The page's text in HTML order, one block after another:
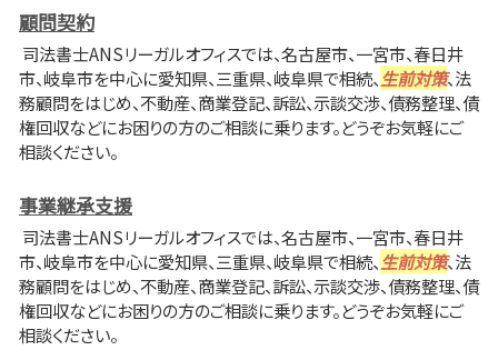
顧問契約
司法書士ANSリーガルオフィスでは、名古屋市、一宮市、春日井
市、岐阜市を中心に愛知県、三重県、岐阜県で相続、 生前対策、法
務顧問をはじめ、不動産、商業登記、訴訟、示談交渉、債務整理、債
権回収などにお困りの方のご相談に乗ります。どうぞお気軽にご
相談ください。
事業継承支援
司法書士ANSリーガルオフィスでは、名古屋市、一宮市、春日井
市、岐阜市を中心に愛知県、三重県、岐阜県で相続、生前対策、法
務顧問をはじめ、不動産、商業登記、訴訟、示談交渉、債務整理、債
権回収などにお困りの方のご相談に乗ります。どうぞお気軽にご
相談ください。